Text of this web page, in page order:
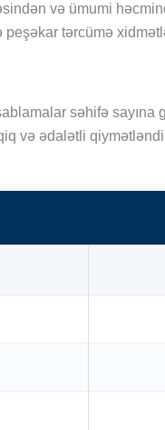
və ümumi
tərcümə
səhifə sayına
və ədalətli